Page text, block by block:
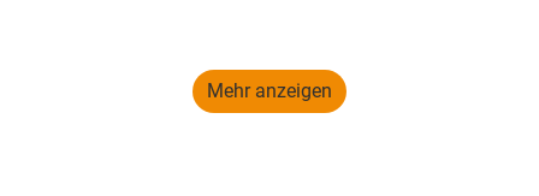
Mehr anzeigen